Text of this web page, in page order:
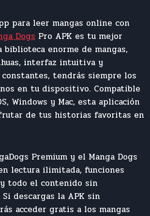
para leer mangas online con
Dogs Pro APK es tu mejor
biblioteca enorme de mangas,
interfaz intuitiva y
constantes, tendrás siempre los
en tu dispositivo. Compatible
Windows y Mac, esta aplicación
de tus historias favoritas en
Premium y el Manga Dogs
lectura ilimitada, funciones
y todo el contenido sin
descargas la APK sin
acceder gratis a los mangas